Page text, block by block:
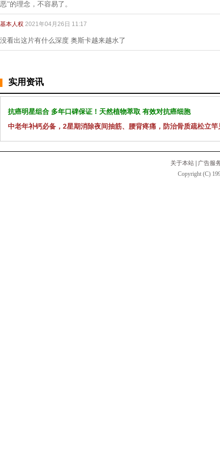
恶”的理念，不容易了。
基本人权 2021年04月26日 11:17
没看出这片有什么深度 奥斯卡越来越水了
实用资讯
抗癌明星组合 多年口碑保证！天然植物萃取 有效对抗癌细胞
中老年补钙必备，2星期消除夜间抽筋、腰背疼痛，防治骨质疏松立竿
关于本站
广告服
Copyright (C)